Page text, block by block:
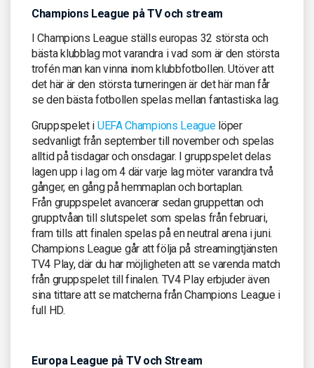
Champions League på TV och stream
I Champions League ställs europas 32 största och
bästa klubblag mot varandra i vad som är den största
trofén man kan vinna inom klubbfotbollen. Utöver att
det här är den största turneringen är det här man får
se den bästa fotbollen spelas mellan fantastiska lag.
Gruppspelet i UEFA Champions Leaguelöper
sedvanligt från september till november och spelas
alltid på tisdagar och onsdagar. I gruppspelet delas
lagen upp i lag om 4 där varje lag möter varandra två
gånger, en gång på hemmaplan och bortaplan.
Från gruppspelet avancerar sedan gruppettan och
grupptvåan till slutspelet som spelas från februari,
fram tills att finalen spelas på en neutral arena i juni.
Champions League går att följa på streamingtjänsten
TV4 Play, där du har möjligheten att se varenda match
från gruppspelet till finalen. TV4 Play erbjuder även
sina tittare att se matcherna från Champions League i
full HD.
Europa League på TV och Stream